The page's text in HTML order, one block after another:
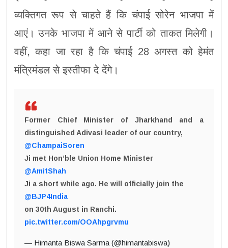
व्यक्तिगत रूप से चाहते हैं कि चंपाई सोरेन भाजपा में
आएं। उनके भाजपा में आने से पार्टी को ताकत मिलेगी।
वहीं, कहा जा रहा है कि चंपाई 28 अगस्त को हेमंत
मंत्रिमंडल से इस्तीफा दे देंगे।
Former Chief Minister of Jharkhand and a
distinguished Adivasi leader of our country,
@ChampaiSoren
Ji met Hon’ble Union Home Minister
@AmitShah
Ji a short while ago. He will officially join the
@BJP4India
on 30th August in Ranchi.
pic.twitter.com/OOAhpgrvmu
— Himanta Biswa Sarma (@himantabiswa)